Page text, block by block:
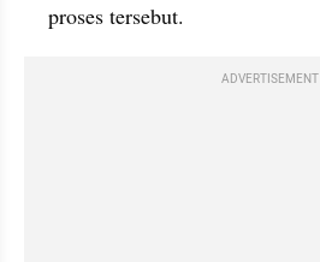
proses tersebut.
ADVERTISEMENT